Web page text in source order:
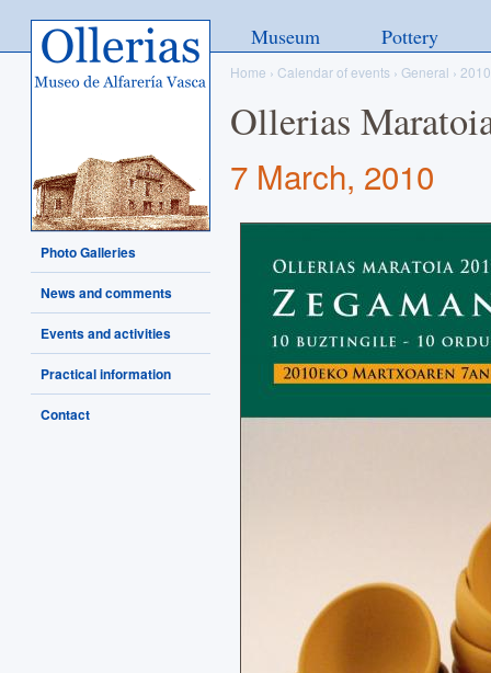
Ollerias - Museo de Alfarería
Vasca
Home › Calendar of events › General › 2010
Ollerias
7 March, 2010
Museum Pottery
Photo Galleries
News and comments
Events and activities
Practical information
Contact